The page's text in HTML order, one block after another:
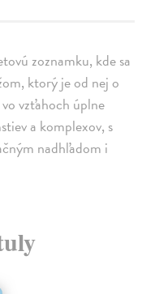
zoznamku, kde sa
ktorý je od nej o
vzťahoch úplne
a komplexov, s
nadhľadom i